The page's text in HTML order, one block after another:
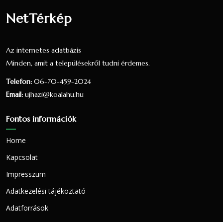
NetTérkép
Az internetes adatbázis
Minden, amit a településekről tudni érdemes.
Telefon: 06-70-459-2024
Email: ujhazi@koalahu.hu
Fontos információk
Home
Kapcsolat
Impresszum
Adatkezelési tájékoztató
Adatforrások